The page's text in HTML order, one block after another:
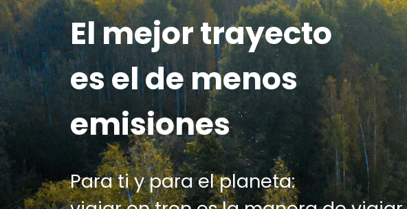
El mejor trayecto
es el de menos
emisiones
Para ti y para el planeta: